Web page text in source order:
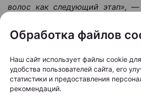
волос как следующий этап», —
не устраняет причину
андрогенетической
помогает восстановить
Обработка файлов
Наш сайт использует файлы cookie
удобства пользователей сайта, его
статистики и предоставления
рекомендаций.